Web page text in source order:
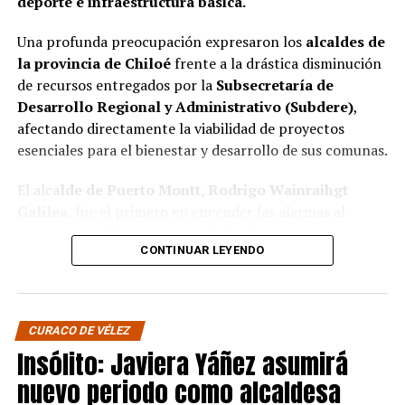
Una profunda preocupación expresaron los alcaldes de
la provincia de Chiloéfrente a la drástica disminución
de recursos entregados por la Subsecretaría de
Desarrollo Regional y Administrativo (Subdere),
afectando directamente la viabilidad de proyectos
esenciales para el bienestar y desarrollo de sus comunas.
El alca lde de Puerto Montt, Rodrigo Wainraihgt
denunciar públicamente que la Subdere no cuenta con
fondos para financiar iniciativas del Programa de
Mejoramiento de Barrios (PMB), a pesar de que muchas
ya estaban declaradas elegibles.
historia, la Subdere no tiene recursos para estos
programas fundamentales”,afirmó el edil de la capital
regional de Los Lagos.
CONTINUAR LEYENDO
CURACO DE VÉLEZ
Insólito: Javiera Yáñez asumirá
nuevo periodo como alcaldesa